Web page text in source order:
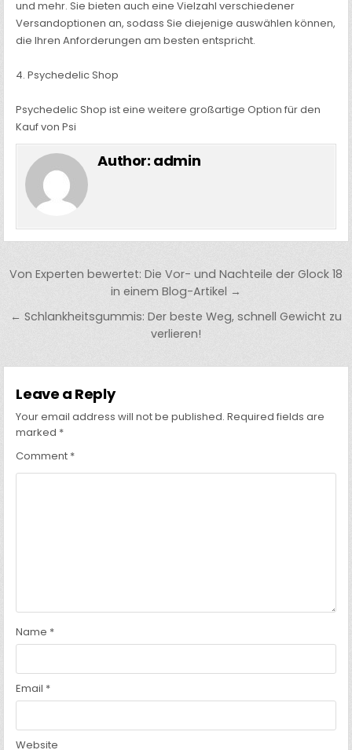
und mehr. Sie bieten auch eine Vielzahl verschiedener
Versandoptionen an, sodass Sie diejenige auswählen können,
die Ihren Anforderungen am besten entspricht.
4. Psychedelic Shop
Psychedelic Shop ist eine weitere großartige Option für den
Kauf von Psi
Author: admin
Post
navigation
Von Experten bewertet: Die Vor- und Nachteile der Glock 18
in einem Blog-Artikel →
← Schlankheitsgummis: Der beste Weg, schnell Gewicht zu
verlieren!
Leave a Reply
Your email address will not be published. Required fields are
marked *
Comment *
Name *
Email *
Website